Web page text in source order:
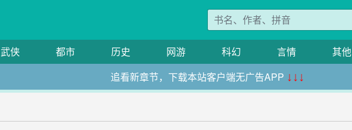
武侠 都市 历史 网游 科幻 言情 其他
追看新章节，下载本站客户端无广告APP ↓↓↓